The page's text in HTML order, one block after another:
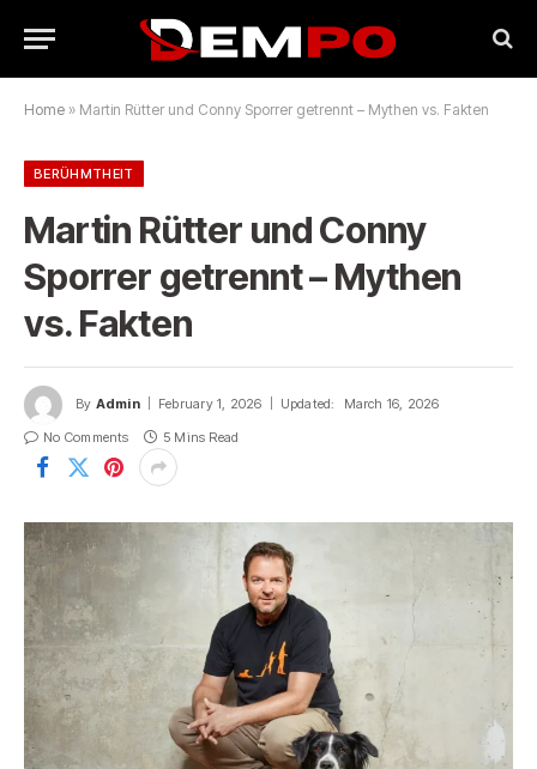
Home » Martin Rütter und Conny Sporrer getrennt – Mythen vs. Fakten
BERÜHMTHEIT
Martin Rütter und Conny
Sporrer getrennt – Mythen
vs. Fakten
By Admin February 1, 2026 Updated:
March 16, 2026
No Comments
5 Mins Read